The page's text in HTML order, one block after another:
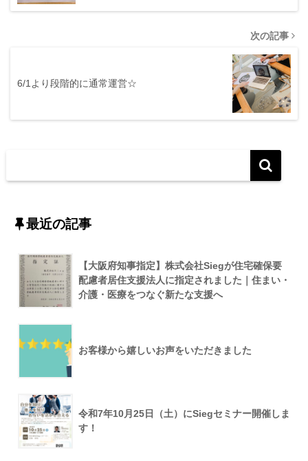
次の記事
6/1より段階的に通常運営☆
最近の記事
【大阪府知事指定】株式会社Siegが住宅確保要
配慮者居住支援法人に指定されました｜住まい・
介護・医療をつなぐ新たな支援へ
お客様から嬉しいお声をいただきました
令和7年10月25日（土）にSiegセミナー開催しま
す！